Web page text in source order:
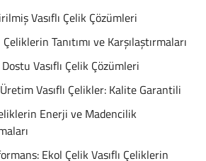
Vasıflı Çelik Çözümleri
Tanıtımı ve Karşılaştırmaları
Vasıflı Çelik Çözümleri
Vasıflı Çelikler: Kalite Garantili
Enerji ve Madencilik
Ekol Çelik Vasıflı Çeliklerin